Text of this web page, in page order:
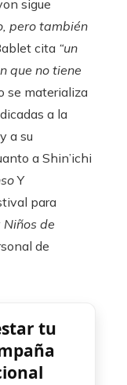
sigue
pero también
cita “un
que no tiene
se materializa
a la
a su
a Shin’ichi
Y
para
Niños de
de
tu